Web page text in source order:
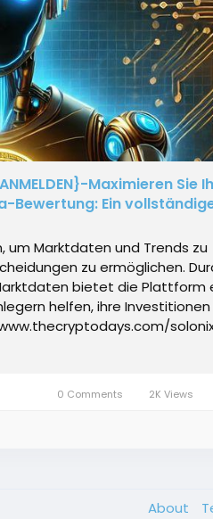
Maximieren Sie
Bewertung: Ein
Marktdaten und Trends zu
zu ermöglichen.
bietet die Plattform
helfen, ihre Investitionen
0 Comments 2K Views
About